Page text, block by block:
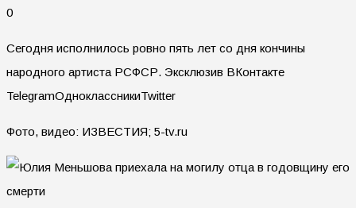
0
Сегодня исполнилось ровно пять лет со дня кончины
народного артиста РСФСР. Эксклюзив ВКонтакте
TelegramОдноклассникиTwitter
Фото, видео: ИЗВЕСТИЯ; 5-tv.ru